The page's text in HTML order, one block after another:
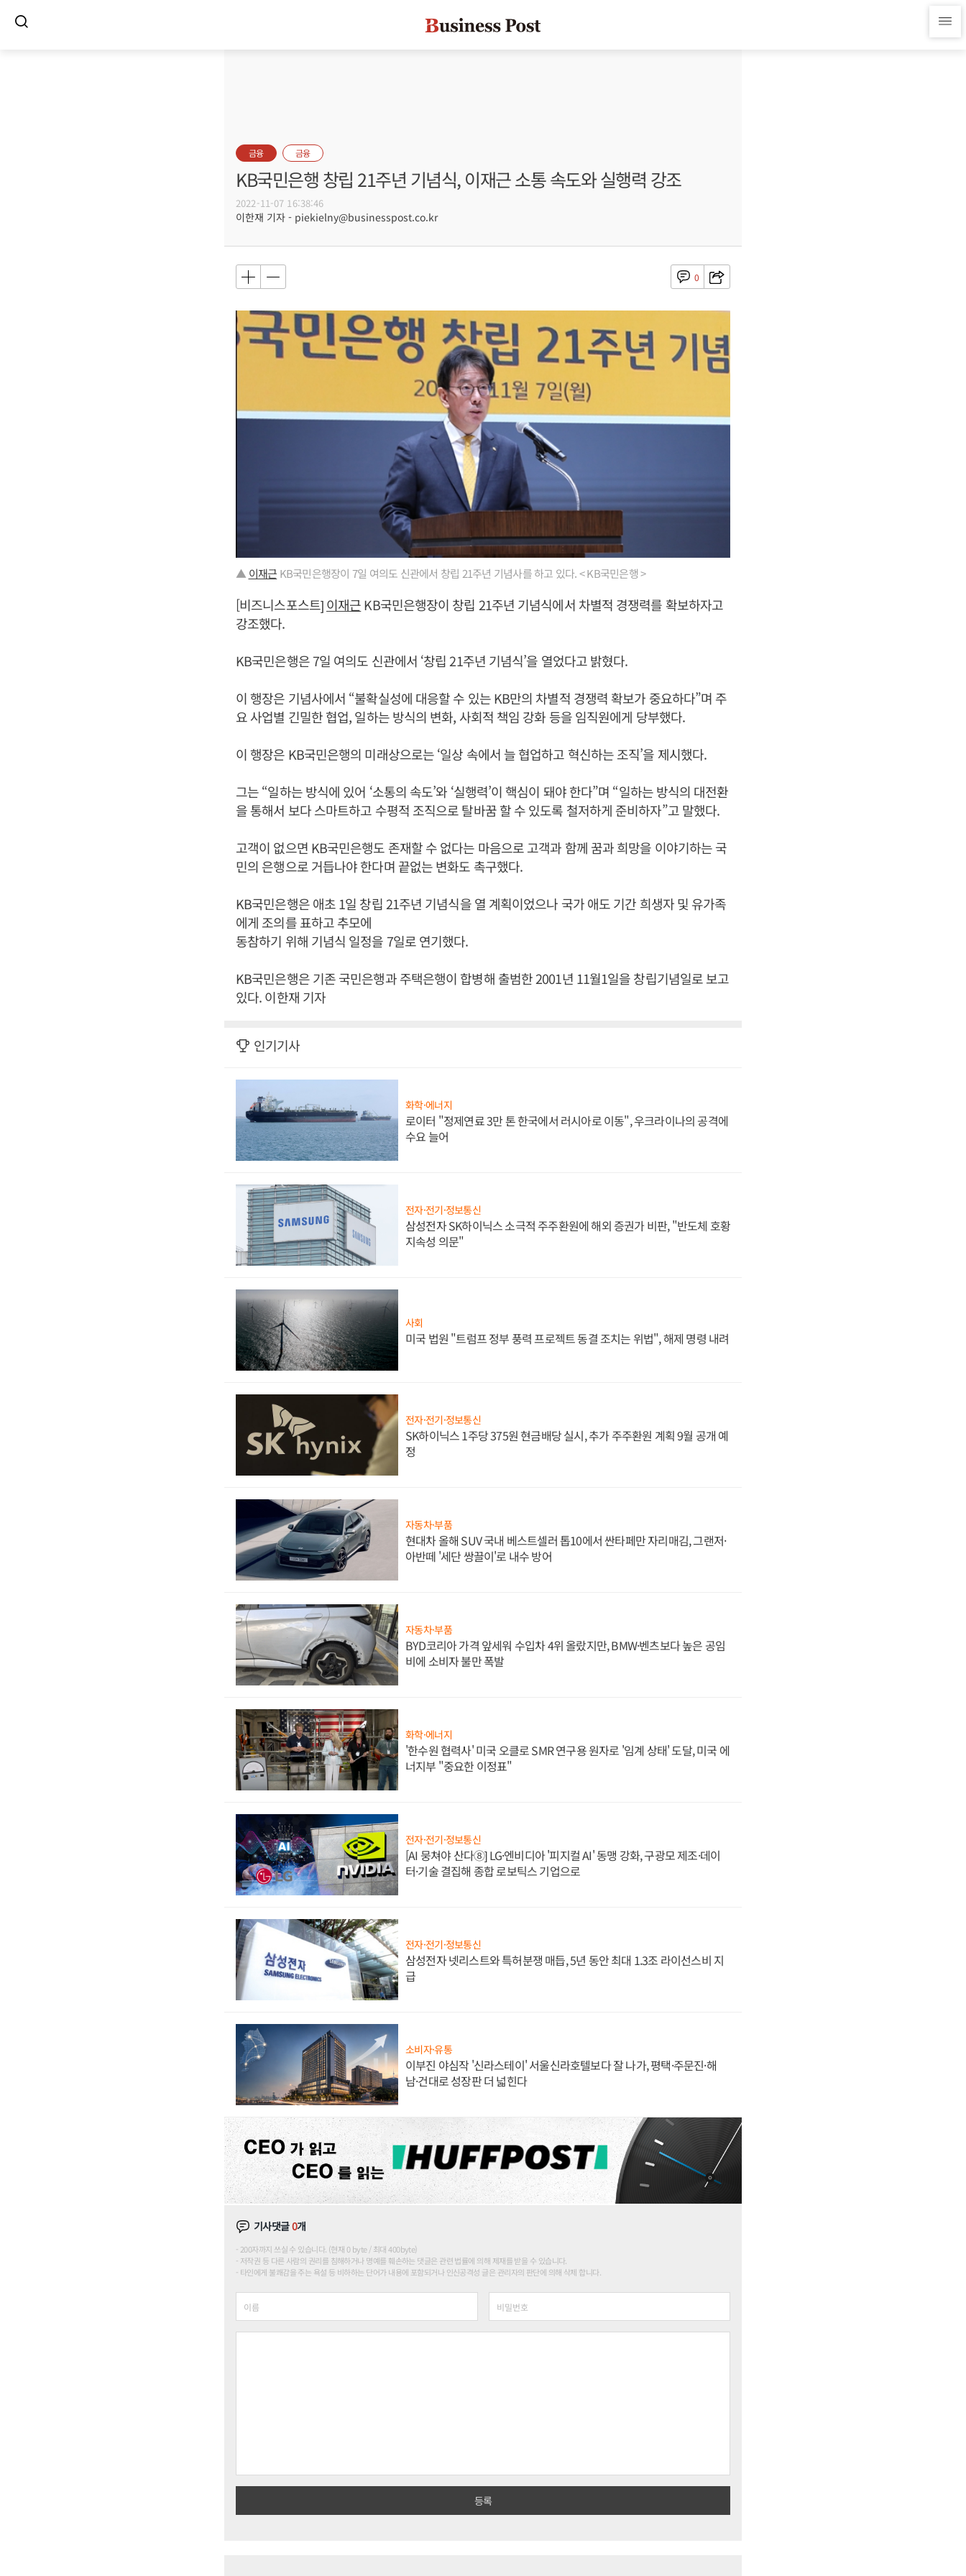
금융 금융
KB국민은행 창립 21주년 기념식, 이재근 소통 속도와 실행력 강조
2022-11-07 16:38:46
이한재 기자 - piekielny@businesspost.co.kr
0
▲ 이재근 KB국민은행장이 7일 여의도 신관에서 창립 21주년 기념사를 하고 있다. < KB국민은행 >
[비즈니스포스트]이재근KB국민은행장이 창립 21주년 기념식에서 차별적 경쟁력를 확보하자고
강조했다.
KB국민은행은 7일 여의도 신관에서 ‘창립 21주년 기념식’을 열었다고 밝혔다.
이 행장은 기념사에서 “불확실성에 대응할 수 있는 KB만의 차별적 경쟁력 확보가 중요하다”며 주
요 사업별 긴밀한 협업, 일하는 방식의 변화, 사회적 책임 강화 등을 임직원에게 당부했다.
이 행장은 KB국민은행의 미래상으로는 ‘일상 속에서 늘 협업하고 혁신하는 조직’을 제시했다.
그는 “일하는 방식에 있어 ‘소통의 속도’와 ‘실행력’이 핵심이 돼야 한다”며 “일하는 방식의 대전환
을 통해서 보다 스마트하고 수평적 조직으로 탈바꿈 할 수 있도록 철저하게 준비하자”고 말했다.
고객이 없으면 KB국민은행도 존재할 수 없다는 마음으로 고객과 함께 꿈과 희망을 이야기하는 국
민의 은행으로 거듭나야 한다며 끝없는 변화도 촉구했다.
KB국민은행은 애초 1일 창립 21주년 기념식을 열 계획이었으나 국가 애도 기간 희생자 및 유가족
에게 조의를 표하고 추모에
동참하기 위해 기념식 일정을 7일로 연기했다.
KB국민은행은 기존 국민은행과 주택은행이 합병해 출범한 2001년 11월1일을 창립기념일로 보고
있다. 이한재 기자
인기기사
화학·에너지
로이터 "정제연료 3만 톤 한국에서 러시아로 이동", 우크라이나의 공격에
수요 늘어
전자·전기·정보통신
삼성전자 SK하이닉스 소극적 주주환원에 해외 증권가 비판, "반도체 호황
지속성 의문"
사회
미국 법원 "트럼프 정부 풍력 프로젝트 동결 조치는 위법", 해제 명령 내려
전자·전기·정보통신
SK하이닉스 1주당 375원 현금배당 실시, 추가 주주환원 계획 9월 공개 예
정
자동차·부품
현대차 올해 SUV 국내 베스트셀러 톱10에서 싼타페만 자리매김, 그랜저·
아반떼 '세단 쌍끌이'로 내수 방어
자동차·부품
BYD코리아 가격 앞세워 수입차 4위 올랐지만, BMW·벤츠보다 높은 공임
비에 소비자 불만 폭발
화학·에너지
'한수원 협력사' 미국 오클로 SMR 연구용 원자로 '임계 상태' 도달, 미국 에
너지부 "중요한 이정표"
전자·전기·정보통신
[AI 뭉쳐야 산다⑧] LG·엔비디아 '피지컬 AI' 동맹 강화, 구광모 제조·데이
터·기술 결집해 종합 로보틱스 기업으로
전자·전기·정보통신
삼성전자 넷리스트와 특허분쟁 매듭, 5년 동안 최대 1.3조 라이선스비 지
급
소비자·유통
이부진 야심작 '신라스테이' 서울신라호텔보다 잘 나가, 평택·주문진·해
남·건대로 성장판 더 넓힌다
기사댓글0개
200자까지 쓰실 수 있습니다. (현재 0 byte / 최대 400byte)
저작권 등 다른 사람의 권리를 침해하거나 명예를 훼손하는 댓글은 관련 법률에 의해 제재를 받을 수 있습니다.
타인에게 불쾌감을 주는 욕설 등 비하하는 단어가 내용에 포함되거나 인신공격성 글은 관리자의 판단에 의해 삭제 합니다.